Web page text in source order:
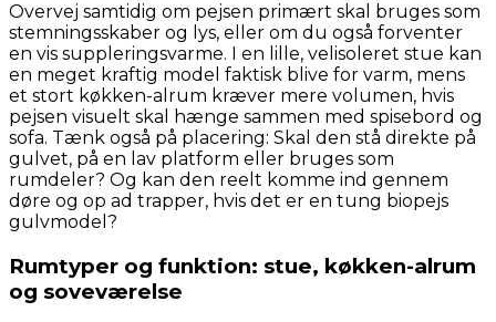
Overvej samtidig om pejsen primært skal bruges som
stemningsskaber og lys, eller om du også forventer
en vis suppleringsvarme. I en lille, velisoleret stue kan
en meget kraftig model faktisk blive for varm, mens
et stort køkken-alrum kræver mere volumen, hvis
pejsen visuelt skal hænge sammen med spisebord og
sofa. Tænk også på placering: Skal den stå direkte på
gulvet, på en lav platform eller bruges som
rumdeler? Og kan den reelt komme ind gennem
døre og op ad trapper, hvis det er en tung biopejs
gulvmodel?
Rumtyper og funktion: stue, køkken-alrum
og soveværelse